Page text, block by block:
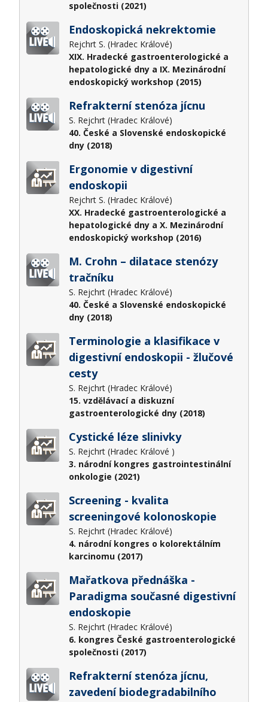
společnosti (2021)
Endoskopická nekrektomie
Rejchrt S. (Hradec Králové)
XIX. Hradecké gastroenterologické a
hepatologické dny a IX. Mezinárodní
endoskopický workshop (2015)
Refrakterní stenóza jícnu
S. Rejchrt (Hradec Králové)
40. České a Slovenské endoskopické
dny (2018)
Ergonomie v digestivní
endoskopii
Rejchrt S. (Hradec Králové)
XX. Hradecké gastroenterologické a
hepatologické dny a X. Mezinárodní
endoskopický workshop (2016)
M. Crohn – dilatace stenózy
tračníku
S. Rejchrt (Hradec Králové)
40. České a Slovenské endoskopické
dny (2018)
Terminologie a klasifikace v
digestivní endoskopii - žlučové
cesty
S. Rejchrt (Hradec Králové)
15. vzdělávací a diskuzní
gastroenterologické dny (2018)
Cystické léze slinivky
S. Rejchrt (Hradec Králové )
3. národní kongres gastrointestinální
onkologie (2021)
Screening - kvalita
screeningové kolonoskopie
S. Rejchrt (Hradec Králové)
4. národní kongres o kolorektálním
karcinomu (2017)
Mařatkova přednáška -
Paradigma současné digestivní
endoskopie
S. Rejchrt (Hradec Králové)
6. kongres České gastroenterologické
společnosti (2017)
Refrakterní stenóza jícnu,
zavedení biodegradabilního